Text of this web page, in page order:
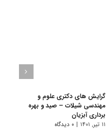
گرایش های دکتری علوم و
مهندسی شیلات – صید و ﺑﻬﺮه
ﺑﺮداری آﺑﺰیان
۱۱ تیر, ۱۴۰۱ | ۰ دیدگاه